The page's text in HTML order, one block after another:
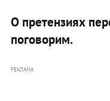
О претензиях
поговорим.
РЕКЛАМА